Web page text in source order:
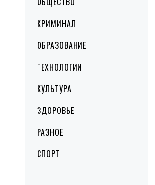
КРИМИНАЛ
ОБРАЗОВАНИЕ
ТЕХНОЛОГИИ
КУЛЬТУРА
ЗДОРОВЬЕ
РАЗНОЕ
СПОРТ